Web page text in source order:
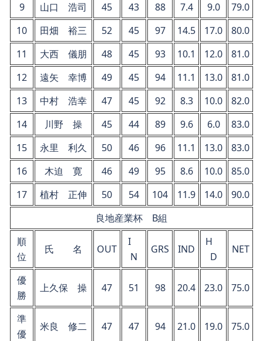
9
山口 浩司 45 43 88 7.4 9.0
79.0
10
田畑 裕三 52 45 97 14.5 17.0
80.0
11
大西 儀朋 48 45 93 10.1 12.0
81.0
12
遠矢 幸博 49 45 94 11.1 13.0
81.0
13
中村 浩幸 47 45 92 8.3 10.0
82.0
14
川野 操 45 44 89 9.6 6.0
83.0
15
永里 利久 50 46 96 11.1 13.0
83.0
16
木迫 寛 46 49 95 8.6 10.0
85.0
17
植村 正伸 50 54 104 11.9 14.0
90.0
良地産業杯 B組
順
位
氏 名 OUT
I
N
GRS IND
H
D
NET
優
勝
上久保 操 47 51 98 20.4 23.0 75.0
準
優
米良 修二 47 47 94 21.0 19.0 75.0